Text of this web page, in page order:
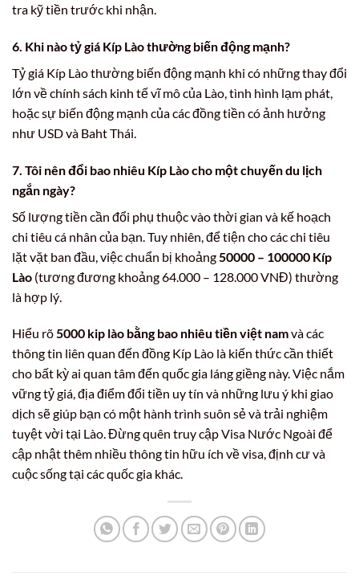
tra kỹ tiền trước khi nhận.
6. Khi nào tỷ giá Kíp Lào thường biến động mạnh?
Tỷ giá Kíp Lào thường biến động mạnh khi có những thay đổi
lớn về chính sách kinh tế vĩ mô của Lào, tình hình lạm phát,
hoặc sự biến động mạnh của các đồng tiền có ảnh hưởng
như USD và Baht Thái.
7. Tôi nên đổi bao nhiêu Kíp Lào cho một chuyến du lịch
ngắn ngày?
Số lượng tiền cần đổi phụ thuộc vào thời gian và kế hoạch
chi tiêu cá nhân của bạn. Tuy nhiên, để tiện cho các chi tiêu
lặt vặt ban đầu, việc chuẩn bị khoảng 50000 – 100000 Kíp
Lào (tương đương khoảng 64.000 – 128.000 VNĐ) thường
là hợp lý.
Hiểu rõ5000 kip lào bằng bao nhiêu tiền việt namvà các
thông tin liên quan đến đồng Kíp Lào là kiến thức cần thiết
cho bất kỳ ai quan tâm đến quốc gia láng giềng này. Việc nắm
vững tỷ giá, địa điểm đổi tiền uy tín và những lưu ý khi giao
dịch sẽ giúp bạn có một hành trình suôn sẻ và trải nghiệm
tuyệt vời tại Lào. Đừng quên truy cập Visa Nước Ngoài để
cập nhật thêm nhiều thông tin hữu ích về visa, định cư và
cuộc sống tại các quốc gia khác.